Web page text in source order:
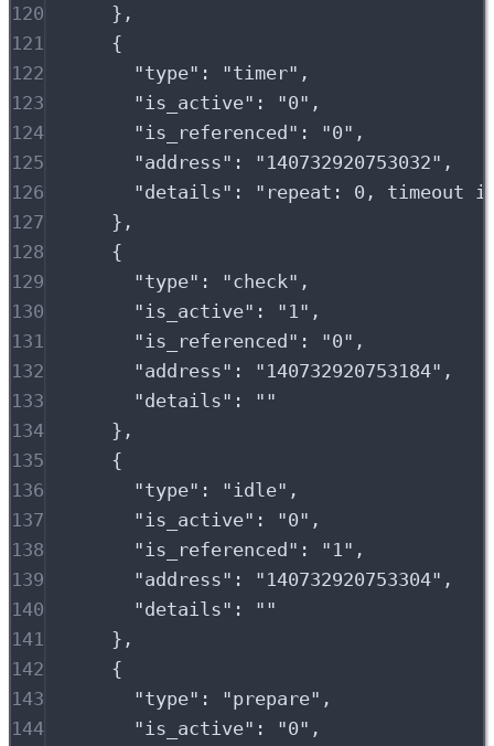
120
},
121
{
122
"type" : "timer" ,
123
"is_active" : "0" ,
124
"is_referenced " : "0" ,
125
"address" : " 140732920753032" ,
126
"details" : " repeat: 0, timeout in:
127
},
128
{
129
"type" : "check" ,
130
"is_active" : " 1" ,
131
"is_referenced " : "0" ,
132
"address" : " 140732920753184" ,
133
"details" :
""
134
},
135
{
136
"type" : "idle" ,
137
"is_active" : "0" ,
138
"is_referenced " : " 1" ,
139
"address" : " 140732920753304" ,
140
"details" :
""
141
},
142
{
143
"type" : "prepare" ,
144
"is_active" : "0" ,